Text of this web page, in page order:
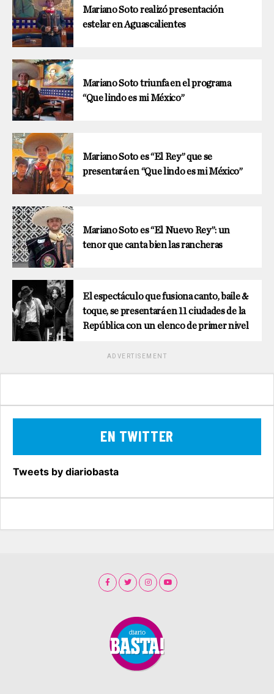
Mariano Soto realizó presentación
estelar en Aguascalientes
Mariano Soto triunfa en el programa
“Que lindo es mi México”
Mariano Soto es “El Rey” que se
presentará en “Que lindo es mi México”
Mariano Soto es “El Nuevo Rey”: un
tenor que canta bien las rancheras
El espectáculo que fusiona canto, baile &
toque, se presentará en 11 ciudades de la
República con un elenco de primer nivel
ADVERTISEMENT
EN TWITTER
Tweets by diariobasta